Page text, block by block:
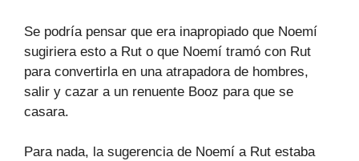
Se podría pensar que era inapropiado que Noemí
sugiriera esto a Rut o que Noemí tramó con Rut
para convertirla en una atrapadora de hombres,
salir y cazar a un renuente Booz para que se
casara.
Para nada, la sugerencia de Noemí a Rut estaba